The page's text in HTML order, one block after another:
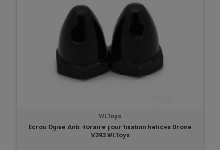
WLToys
Ecrou Ogive Anti Horaire pour fixation hélices Drone
V393 WLToys